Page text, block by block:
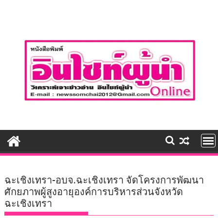
ฉะเชิงเทรา-อบจ.ฉะเชิงเทรา จัดโครงการพัฒนา
ศักยภาพผู้สูงอายุองค์การบริหารส่วนจังหวัด
ฉะเชิงเทรา